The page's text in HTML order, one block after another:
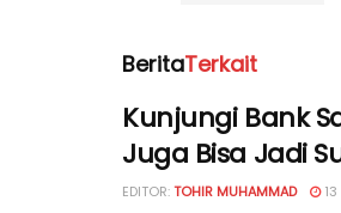
BeritaTerkait
Kunjungi Bank
Juga Bisa Jadi
EDITOR:TOHIR MUHAMMAD 13